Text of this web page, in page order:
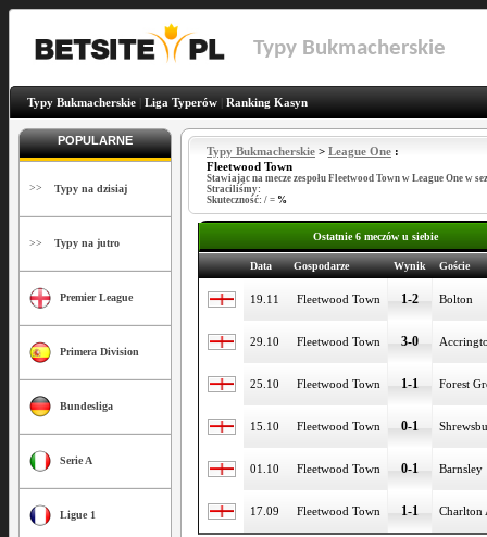
Typy Bukmacherskie
Typy Bukmacherskie Liga Typerów Ranking Kasyn
POPULARNE
>> Typy na dzisiaj
>> Typy na jutro
Premier League
Primera Division
Bundesliga
Serie A
Ligue 1
Typy Bukmacherskie > League One :
Fleetwood Town
Stawiając na mecze zespołu Fleetwood Town w League One w
Straciliśmy:
Skuteczność: / = %
Ostatnie 6 meczów u siebie
Data Gospodarze Wynik Goście
19.11 Fleetwood Town 1-2 Bolton
29.10 Fleetwood Town 3-0
25.10 Fleetwood Town 1-1 Forest
15.10 Fleetwood Town 0-1
01.10 Fleetwood Town 0-1 Barnsley
17.09 Fleetwood Town 1-1 Charlton